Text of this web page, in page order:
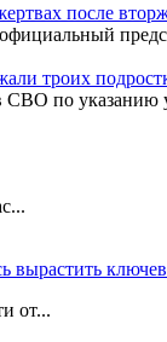
после
троих
по
вырастить
от...